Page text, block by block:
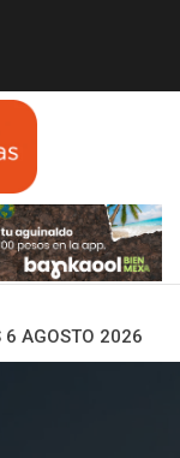
6 AGOSTO 2026